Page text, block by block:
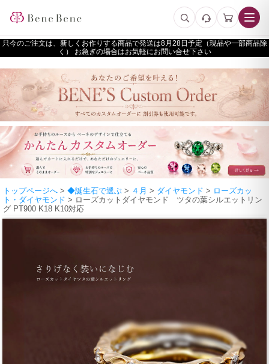
只今のご注文は、新しくお作りする商品で発送は
予定（現品や一部商品除
く） お急ぎの場合はお気軽にお問い合せ下さい
トップページへ > ◆誕生石で選ぶ > ４月 > ダイヤモンド > ローズカッ
ト・ダイヤモンド > ローズカットダイヤモンド ツタの葉シルエットリン
グ PT900 K18 K10対応